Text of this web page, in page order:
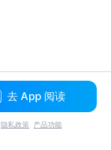
去 App 阅读
隐私政策 产品功能